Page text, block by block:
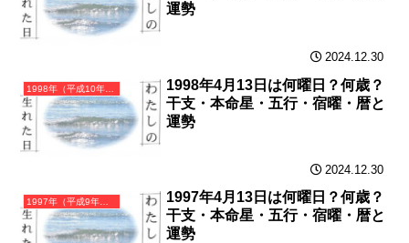
運勢
2024.12.30
1998年（平成10年）戊寅（つちのえとら）・寅年（とら年）カレンダー（月曜はじまり）
1998年4月13日は何曜日？何歳？
干支・本命星・五行・宿曜・暦と
運勢
2024.12.30
1997年（平成9年）丁丑（ひのとうし）・丑年（うし年）カレンダー（月曜はじまり）
1997年4月13日は何曜日？何歳？
干支・本命星・五行・宿曜・暦と
運勢